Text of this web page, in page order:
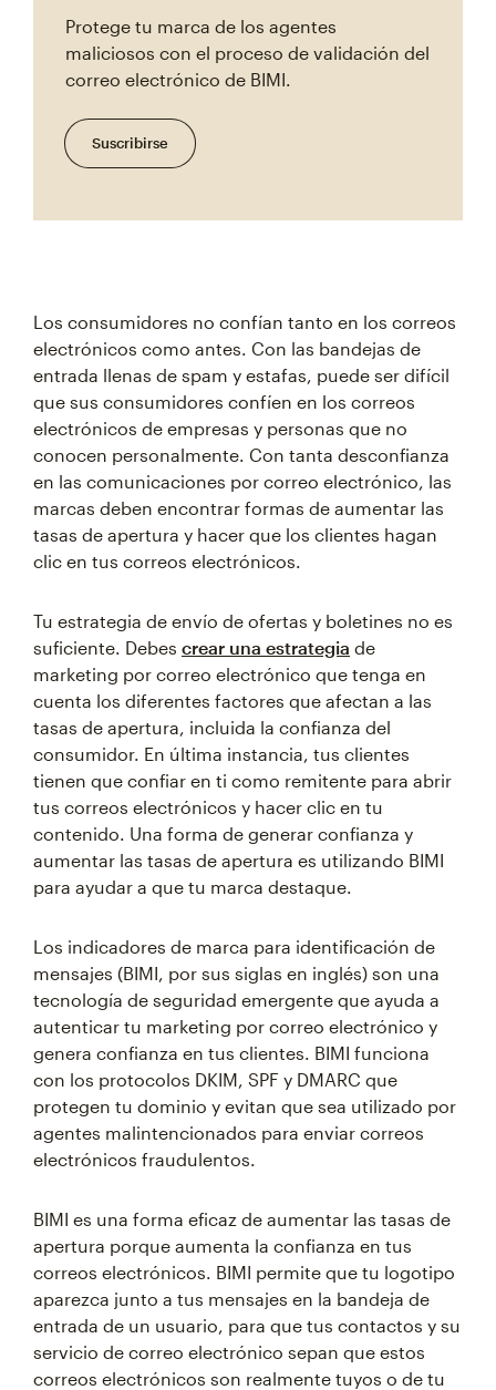
Protege tu marca de los agentes
maliciosos con el proceso de validación del
correo electrónico de BIMI.
Suscribirse
Los consumidores no confían tanto en los correos
electrónicos como antes. Con las bandejas de
entrada llenas de spam y estafas, puede ser difícil
que sus consumidores confíen en los correos
electrónicos de empresas y personas que no
conocen personalmente. Con tanta desconfianza
en las comunicaciones por correo electrónico, las
marcas deben encontrar formas de aumentar las
tasas de apertura y hacer que los clientes hagan
clic en tus correos electrónicos.
Tu estrategia de envío de ofertas y boletines no es
suficiente. Debes crear una estrategia de
marketing por correo electrónico que tenga en
cuenta los diferentes factores que afectan a las
tasas de apertura, incluida la confianza del
consumidor. En última instancia, tus clientes
tienen que confiar en ti como remitente para abrir
tus correos electrónicos y hacer clic en tu
contenido. Una forma de generar confianza y
aumentar las tasas de apertura es utilizando BIMI
para ayudar a que tu marca destaque.
Los indicadores de marca para identificación de
mensajes (BIMI, por sus siglas en inglés) son una
tecnología de seguridad emergente que ayuda a
autenticar tu marketing por correo electrónico y
genera confianza en tus clientes. BIMI funciona
con los protocolos DKIM, SPF y DMARC que
protegen tu dominio y evitan que sea utilizado por
agentes malintencionados para enviar correos
electrónicos fraudulentos.
BIMI es una forma eficaz de aumentar las tasas de
apertura porque aumenta la confianza en tus
correos electrónicos. BIMI permite que tu logotipo
aparezca junto a tus mensajes en la bandeja de
entrada de un usuario, para que tus contactos y su
servicio de correo electrónico sepan que estos
correos electrónicos son realmente tuyos o de tu